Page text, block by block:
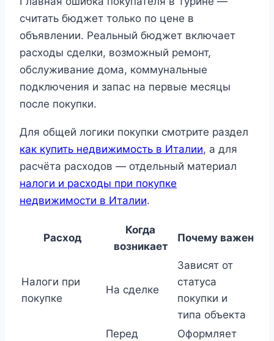
считать бюджет только по цене в
объявлении. Реальный бюджет включает
расходы сделки, возможный ремонт,
обслуживание дома, коммунальные
подключения и запас на первые месяцы
после покупки.
Для общей логики покупки смотрите раздел
как купить недвижимость в Италии, а для
расчёта расходов — отдельный материал
налоги и расходы при покупке
недвижимости в Италии.
Расход
Когда
возникает
Почему важен
Налоги при
покупке
На сделке
Зависят от
статуса
покупки и
типа объекта
Перед
Оформляет